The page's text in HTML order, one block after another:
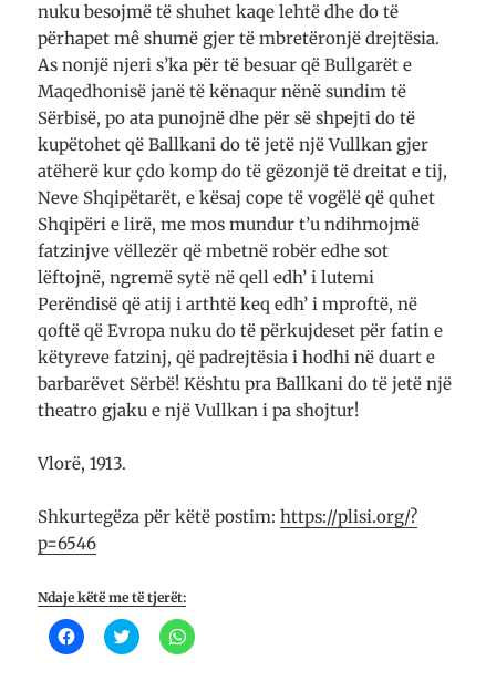
nuku besojmë të shuhet kaqe lehtë dhe do të
përhapet mê shumë gjer të mbretëronjë drejtësia.
As nonjë njeri s’ka për të besuar që Bullgarët e
Maqedhonisë janë të kënaqur nënë sundim të
Sërbisë, po ata punojnë dhe për së shpejti do të
kupëtohet që Ballkani do të jetë një Vullkan gjer
atëherë kur çdo komp do të gëzonjë të dreitat e tij,
Neve Shqipëtarët, e kësaj cope të vogëlë që quhet
Shqipëri e lirë, me mos mundur t’u ndihmojmë
fatzinjve vëllezër që mbetnë robër edhe sot
lëftojnë, ngremë sytë në qell edh’ i lutemi
Perëndisë që atij i arthtë keq edh’ i mproftë, në
qoftë që Evropa nuku do të përkujdeset për fatin e
këtyreve fatzinj, që padrejtësia i hodhi në duart e
barbarëvet Sërbë! Kështu pra Ballkani do të jetë një
theatro gjaku e një Vullkan i pa shojtur!
Vlorë, 1913.
Shkurtegëza për këtë postim:https://plisi.org/?
p=6546
Ndaje këtë me të tjerët:
K
l
K
l
K
l